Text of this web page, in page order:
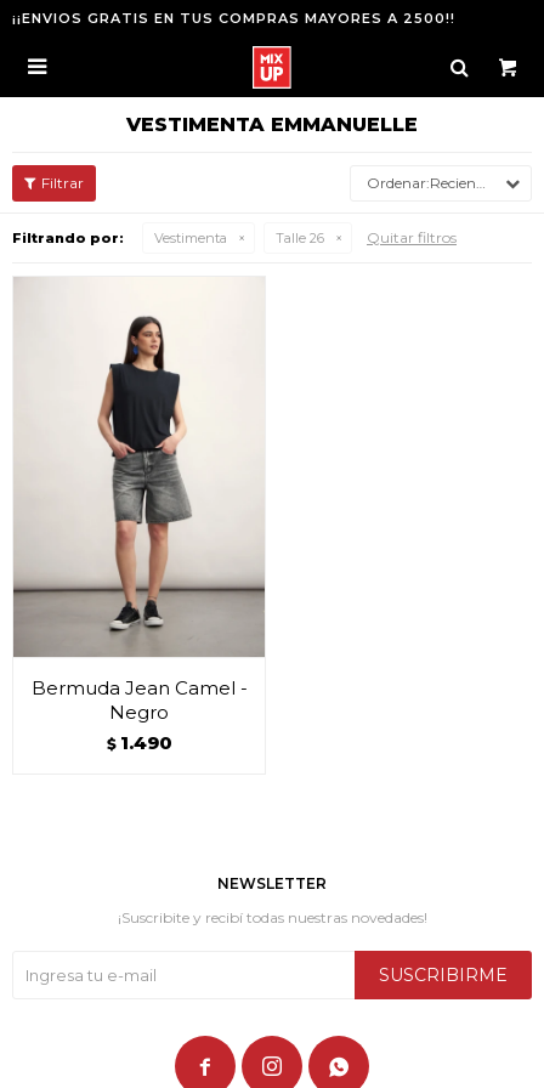
¡¡ENVIOS GRATIS EN TUS COMPRAS MAYORES A 2500!!

VESTIMENTA EMMANUELLE
Recientes
Filtrando por: Vestimenta Talle 26 Quitar filtros
Bermuda Jean Camel -
Negro
$ 1.490
NEWSLETTER
¡Suscribite y recibí todas nuestras novedades!
SUSCRIBIRME
  